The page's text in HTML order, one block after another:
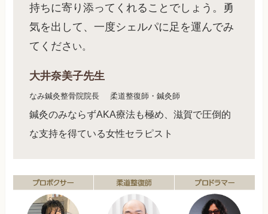
持ちに寄り添ってくれることでしょう。勇
気を出して、一度シェルパに足を運んでみ
てくださ い。
大井奈美子先生
なみ鍼灸整骨院院長 柔道整復師・鍼灸師
鍼灸のみならずAKA療法も極め、滋賀で圧倒的
な支持を得ている女性セラピスト